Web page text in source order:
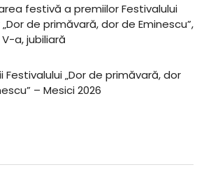
festivă a premiilor Festivalului
de primăvară, dor de Eminescu”,
a, jubiliară
Festivalului „Dor de primăvară, dor
– Mesici 2026